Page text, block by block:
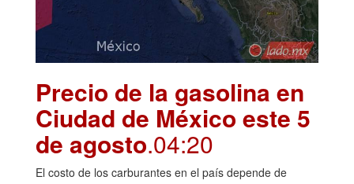
Precio de la gasolina en
Ciudad de México este 5
de agosto.04:20
El costo de los carburantes en el país depende de